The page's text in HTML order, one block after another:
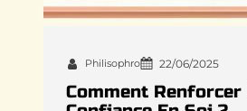
Philisophro 22/06/2025
Comment Renforcer